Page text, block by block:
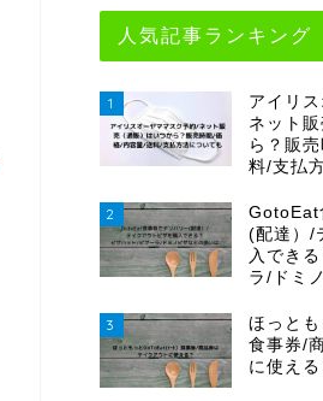
人気記事ランキング
1
アイリ
ネット
ら？販
料/支払
2
GotoEat
(配達）/
入でき
ラ/ドミ
3
ほっとも
食事券/
に使える